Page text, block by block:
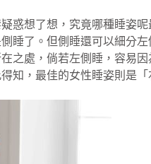
惑想了想，究竟哪種睡姿呢
睡了。但側睡還可以細分左
之處，倘若左側睡，容易
知，最佳的女性睡姿則是「